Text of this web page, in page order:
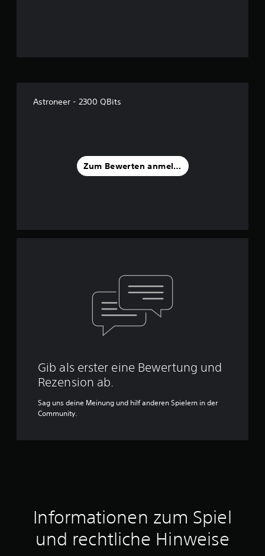
Astroneer - 2300 QBits
Zum Bewerten anmelden
Gib als erster eine Bewertung und
Rezension ab.
Sag uns deine Meinung und hilf anderen Spielern in der
Community.
Informationen zum Spiel
und rechtliche Hinweise